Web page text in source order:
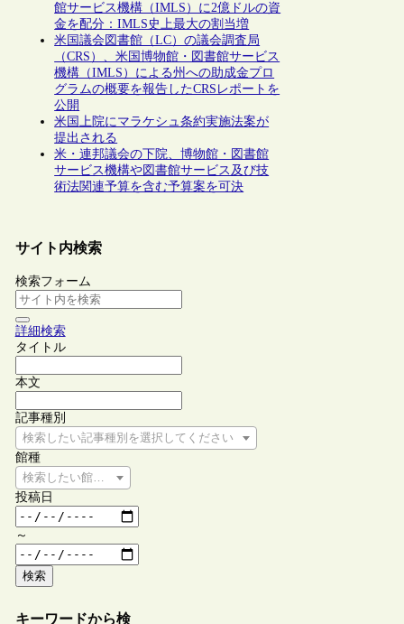
館サービス機構（IMLS）に2億ドルの資
金を配分：IMLS史上最大の割当増
米国議会図書館（LC）の議会調査局
（CRS）、米国博物館・図書館サービス
機構（IMLS）による州への助成金プロ
グラムの概要を報告したCRSレポートを
公開
米国上院にマラケシュ条約実施法案が
提出される
米・連邦議会の下院、博物館・図書館
サービス機構や図書館サービス及び技
術法関連予算を含む予算案を可決
サイト内検索
検索フォーム
詳細検索
タイトル
本文
記事種別
検索したい記事種別を選択してください
館種
検索したい館種を選択してください
投稿日
～
検索
キーワードから検